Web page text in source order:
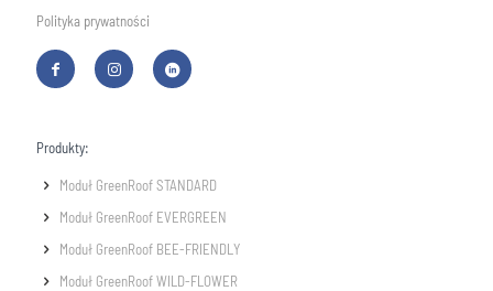
Polityka prywatności
Produkty:
Moduł GreenRoof STANDARD
Moduł GreenRoof EVERGREEN
Moduł GreenRoof BEE-FRIENDLY
Moduł GreenRoof WILD-FLOWER